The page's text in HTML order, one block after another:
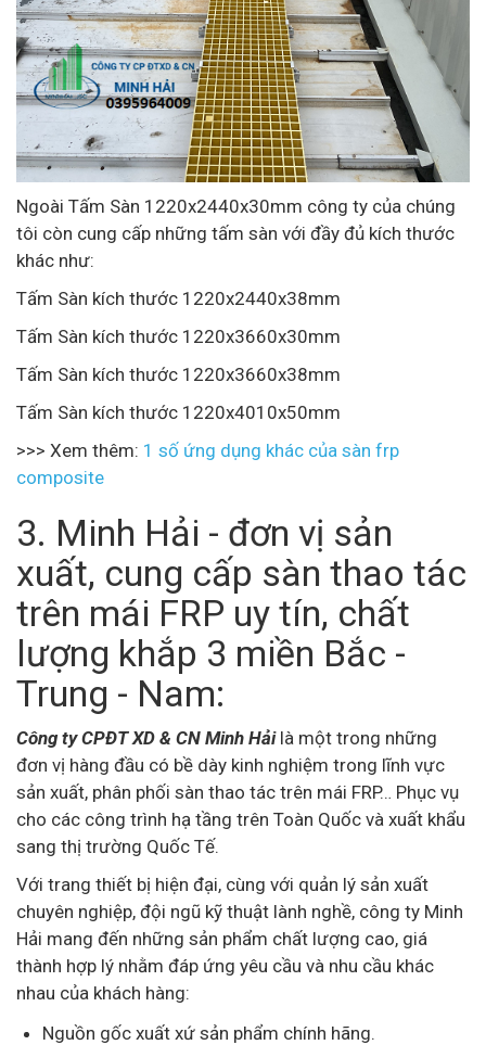
Ngoài Tấm Sàn 1220x2440x30mm công ty của chúng
tôi còn cung cấp những tấm sàn với đầy đủ kích thước
khác như:
Tấm Sàn kích thước 1220x2440x38mm
Tấm Sàn kích thước 1220x3660x30mm
Tấm Sàn kích thước 1220x3660x38mm
Tấm Sàn kích thước 1220x4010x50mm
>>> Xem thêm: 1 số ứng dụng khác của sàn frp
composite
3. Minh Hải - đơn vị sản
xuất, cung cấp sàn thao tác
trên mái FRP uy tín, chất
lượng khắp 3 miền Bắc -
Trung - Nam:
Công ty CPĐT XD & CN Minh Hảilà một trong những
đơn vị hàng đầu có bề dày kinh nghiệm trong lĩnh vực
sản xuất, phân phối sàn thao tác trên mái FRP… Phục vụ
cho các công trình hạ tầng trên Toàn Quốc và xuất khẩu
sang thị trường Quốc Tế.
Với trang thiết bị hiện đại, cùng với quản lý sản xuất
chuyên nghiệp, đội ngũ kỹ thuật lành nghề, công ty Minh
Hải mang đến những sản phẩm chất lượng cao, giá
thành hợp lý nhằm đáp ứng yêu cầu và nhu cầu khác
nhau của khách hàng:
Nguồn gốc xuất xứ sản phẩm chính hãng.